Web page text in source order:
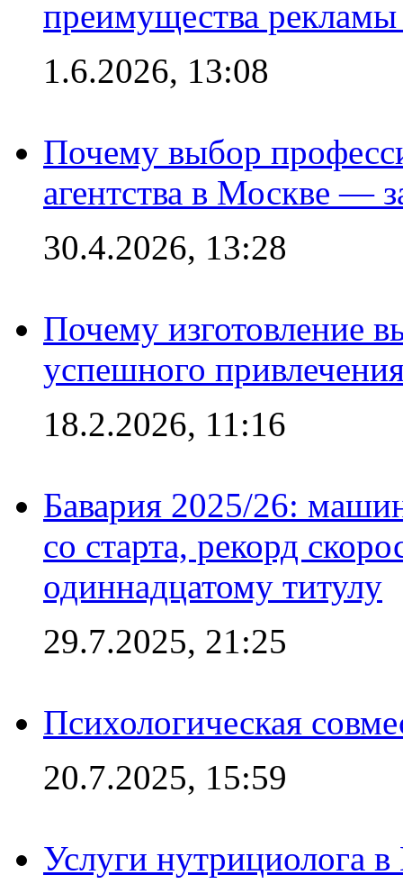
преимущества рекламы
1.6.2026, 13:08
Почему выбор
агентства в Москве —
30.4.2026, 13:28
Почему изготовление
успешного
18.2.2026, 11:16
Бавария 2025/26:
со старта, рекорд
одиннадцатому титулу
29.7.2025, 21:25
Психологическая
20.7.2025, 15:59
Услуги нутрициолога